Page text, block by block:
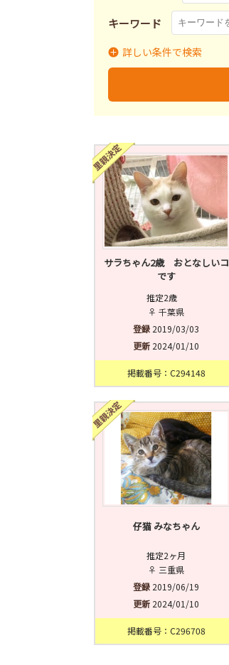
キーワード
募集状況 里親募集
詳しい条件で検索
サラちゃん2歳 おとなしいコ
です
推定2歳
♀ 千葉県
登録 2019/03/03
更新 2024/01/10
掲載番号：C294148
仔猫 みなちゃん
推定2ヶ月
♀ 三重県
登録 2019/06/19
更新 2024/01/10
掲載番号：C296708